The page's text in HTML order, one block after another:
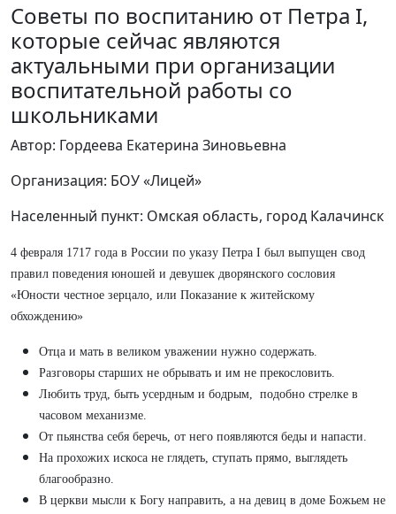
Советы по воспитанию от Петра I,
которые сейчас являются
актуальными при организации
воспитательной работы со
школьниками
Автор: Гордеева Екатерина Зиновьевна
Организация: БОУ «Лицей»
Населенный пункт: Омская область, город Калачинск
4 февраля 1717 года в России по указу Петра I был выпущен свод
правил поведения юношей и девушек дворянского сословия
«Юности честное зерцало, или Показание к житейскому
обхождению»
Отца и мать в великом уважении нужно содержать.
Разговоры старших не обрывать и им не прекословить.
Любить труд, быть усердным и бодрым, подобно стрелке в
часовом механизме.
От пьянства себя беречь, от него появляются беды и напасти.
На прохожих искоса не глядеть, ступать прямо, выглядеть
благообразно.
В церкви мысли к Богу направить, а на девиц в доме Божьем не